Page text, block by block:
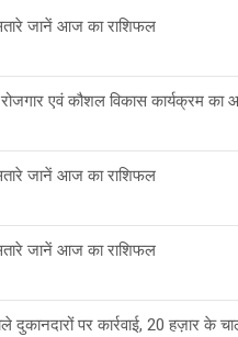
जानें आज का राशिफल
एवं कौशल विकास कार्यक्रम का
जानें आज का राशिफल
जानें आज का राशिफल
दुकानदारों पर कार्रवाई, 20 हज़ार के